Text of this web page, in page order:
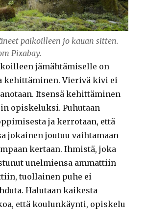
paikoilleen jo kauan sitten.
Pixabay.
jämähtämiselle on
kehittäminen. Vierivä kivi ei
Itsensä kehittäminen
opiskeluksi. Puhutaan
ja kerrotaan, että
jokainen joutuu vaihtamaan
kertaan. Ihmistä, joka
unelmiensa ammattiin
tuollainen puhe ei
Halutaan kaikesta
että koulunkäynti, opiskelu